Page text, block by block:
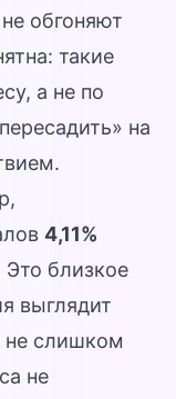
обгоняют
такие
а не по
на
4,11%
Это близкое
выглядит
не слишком
не